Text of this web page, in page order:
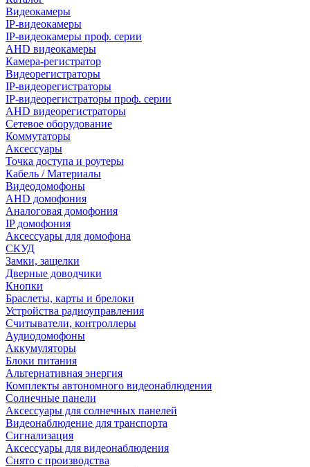
Видеокамеры
IP-видеокамеры
IP-видеокамеры проф. серии
AHD видеокамеры
Камера-регистратор
Видеорегистраторы
IP-видеорегистраторы
IP-видеорегистраторы проф. серии
AHD видеорегистраторы
Сетевое оборудование
Коммутаторы
Аксессуары
Точка доступа и роутеры
Кабель / Материалы
Видеодомофоны
AHD домофония
Аналоговая домофония
IP домофония
Аксессуары для домофона
СКУД
Замки, защелки
Дверные доводчики
Кнопки
Браслеты, карты и брелоки
Устройства радиоуправления
Считыватели, контроллеры
Аудиодомофоны
Аккумуляторы
Блоки питания
Альтернативная энергия
Комплекты автономного видеонаблюдения
Солнечные панели
Аксессуары для солнечных панелей
Видеонаблюдение для транспорта
Сигнализация
Аксессуары для видеонаблюдения
Снято с производства